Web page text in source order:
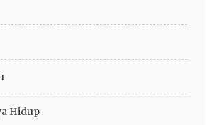
Hidup